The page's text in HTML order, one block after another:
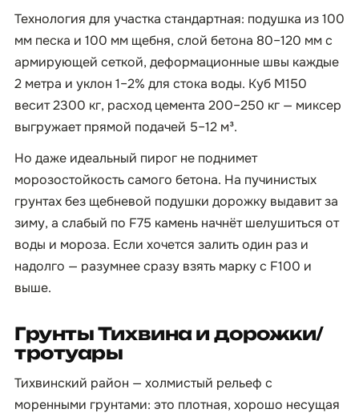
Технология для участка стандартная: подушка из 100
мм песка и 100 мм щебня, слой бетона 80–120 мм с
армирующей сеткой, деформационные швы каждые
2 метра и уклон 1–2% для стока воды. Куб М150
весит 2300 кг, расход цемента 200–250 кг — миксер
выгружает прямой подачей 5–12 м³.
Но даже идеальный пирог не поднимет
морозостойкость самого бетона. На пучинистых
грунтах без щебневой подушки дорожку выдавит за
зиму, а слабый по F75 камень начнёт шелушиться от
воды и мороза. Если хочется залить один раз и
надолго — разумнее сразу взять марку с F100 и
выше.
Грунты Тихвина и дорожки/
тротуары
Тихвинский район — холмистый рельеф с
моренными грунтами: это плотная, хорошо несущая